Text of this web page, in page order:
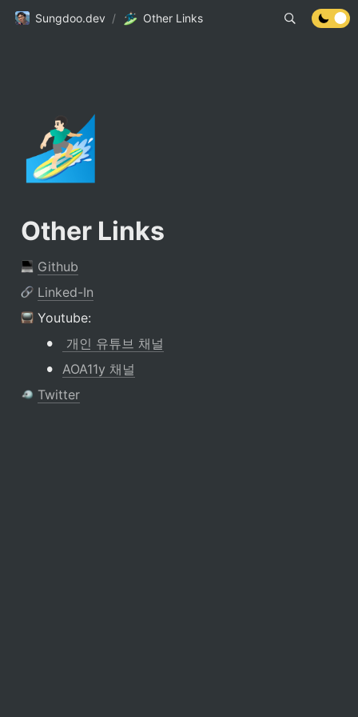
Sungdoo.dev / Other Links
🏄🏻‍♂️
Other Links
Github
Linked-In
Youtube:
• 개인 유튜브 채널
• AOA11y 채널
Twitter